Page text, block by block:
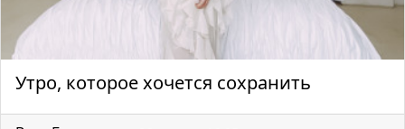
Утро, которое хочется сохранить